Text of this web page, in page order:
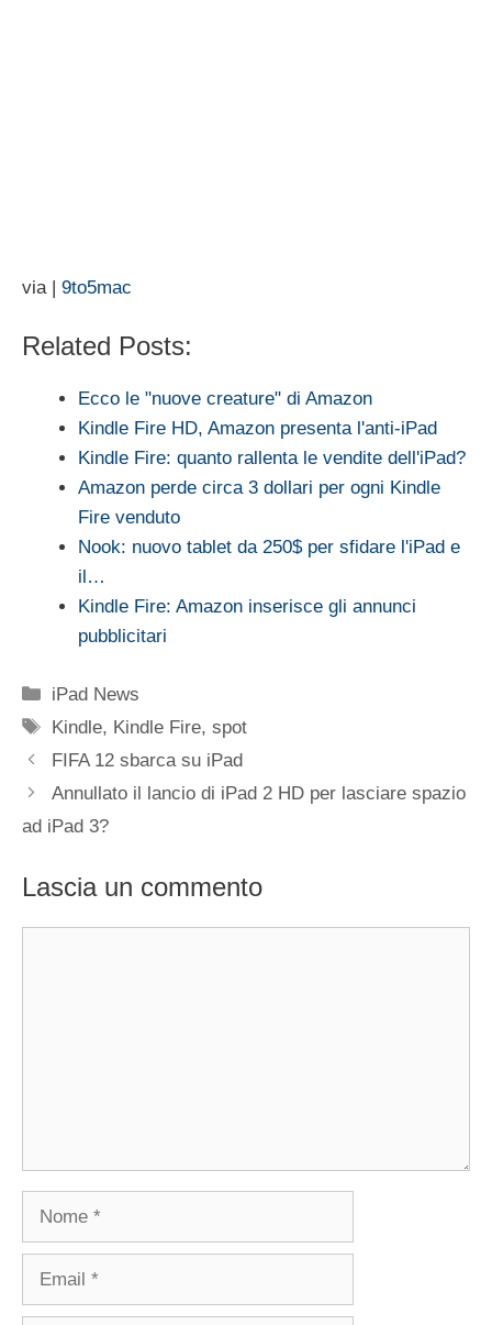
via | 9to5mac
Related Posts:
Ecco le "nuove creature" di Amazon
Kindle Fire HD, Amazon presenta l'anti-iPad
Kindle Fire: quanto rallenta le vendite dell'iPad?
Amazon perde circa 3 dollari per ogni Kindle
Fire venduto
Nook: nuovo tablet da 250$ per sfidare l'iPad e
il…
Kindle Fire: Amazon inserisce gli annunci
pubblicitari
Categorie
iPad News
Tag
Kindle, Kindle Fire,spot
FIFA 12 sbarca su iPad
Annullato il lancio di iPad 2 HD per lasciare spazio
ad iPad 3?
Lascia un commento